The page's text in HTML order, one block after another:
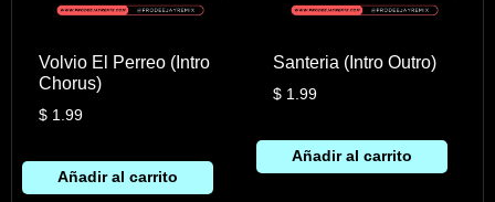
Volvio El Perreo (Intro
Chorus)
$1.99
Añadir al carrito
Santeria (Intro Outro)
$ 1.99
Añadir al carrito